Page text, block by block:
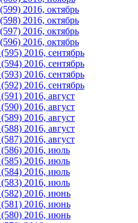
2016, октябрь
2016, октябрь
2016, октябрь
2016, октябрь
2016, сентябрь
2016, сентябрь
2016, сентябрь
2016, сентябрь
2016, август
2016, август
2016, август
2016, август
2016, август
2016, июль
2016, июль
2016, июль
2016, июль
2016, июнь
2016, июнь
2016, июнь